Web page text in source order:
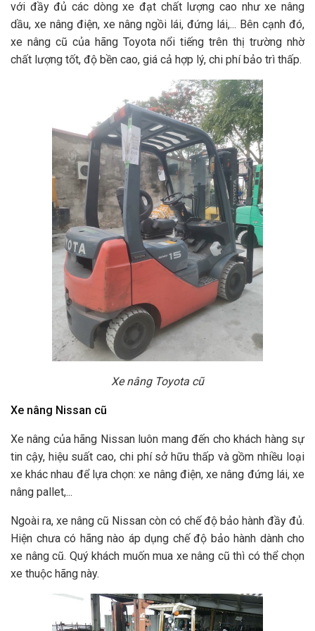
với đầy đủ các dòng xe đạt chất lượng cao như xe nâng
dầu, xe nâng điện, xe nâng ngồi lái, đứng lái,... Bên cạnh đó,
xe nâng cũ của hãng Toyota nổi tiếng trên thị trường nhờ
chất lượng tốt, độ bền cao, giá cả hợp lý, chi phí bảo trì thấp.
Xe nâng Toyota cũ
Xe nâng Nissan cũ
Xe nâng của hãng Nissan luôn mang đến cho khách hàng sự
tin cậy, hiệu suất cao, chi phí sở hữu thấp và gồm nhiều loại
xe khác nhau để lựa chọn: xe nâng điện, xe nâng đứng lái, xe
nâng pallet,...
Ngoài ra, xe nâng cũ Nissan còn có chế độ bảo hành đầy đủ.
Hiện chưa có hãng nào áp dụng chế độ bảo hành dành cho
xe nâng cũ. Quý khách muốn mua xe nâng cũ thì có thể chọn
xe thuộc hãng này.